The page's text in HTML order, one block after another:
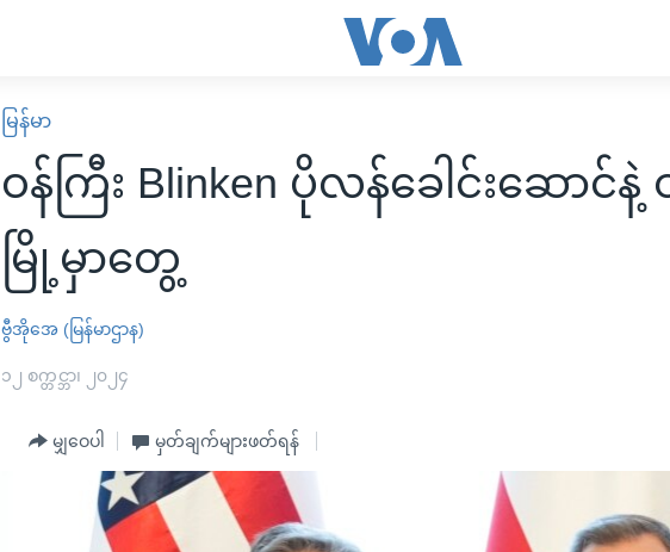
မြန်မာ
ဝန်ကြီး Blinken ပိုလန်ခေါင်းဆောင်နဲ့
မြို့မှာတွေ့
ဗွီအိုအေ (မြန်မာဌာန)
၁၂ စက္တင္ဘာ၊ ၂၀၂၄
မျှဝေပါ မှတ်ချက်များဖတ်ရန်